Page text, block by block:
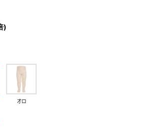
)
オロ